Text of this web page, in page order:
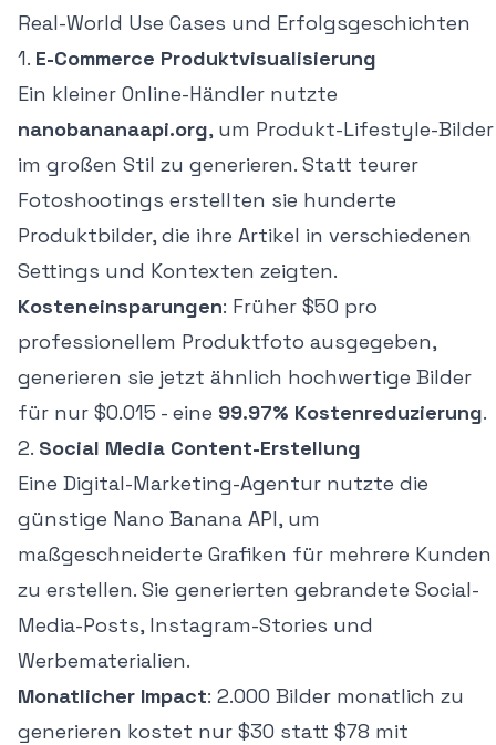
Real-World Use Cases und Erfolgsgeschichten
1. E-Commerce Produktvisualisierung
Ein kleiner Online-Händler nutzte
nanobananaapi.org, um Produkt-Lifestyle-Bilder
im großen Stil zu generieren. Statt teurer
Fotoshootings erstellten sie hunderte
Produktbilder, die ihre Artikel in verschiedenen
Settings und Kontexten zeigten.
Kosteneinsparungen: Früher $50 pro
professionellem Produktfoto ausgegeben,
generieren sie jetzt ähnlich hochwertige Bilder
für nur $0.015 - eine 99.97% Kostenreduzierung.
2. Social Media Content-Erstellung
Eine Digital-Marketing-Agentur nutzte die
günstige Nano Banana API, um
maßgeschneiderte Grafiken für mehrere Kunden
zu erstellen. Sie generierten gebrandete Social-
Media-Posts, Instagram-Stories und
Werbematerialien.
Monatlicher Impact: 2.000 Bilder monatlich zu
generieren kostet nur $30 statt $78 mit